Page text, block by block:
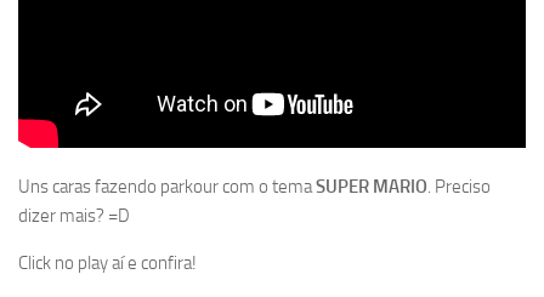
Uns caras fazendo parkour com o temaSUPER MARIO. Preciso
dizer mais? =D
Click no play aí e confira!